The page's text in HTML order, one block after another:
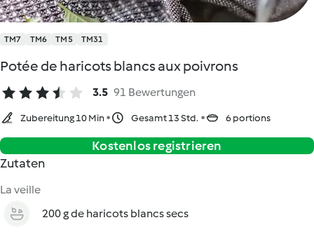
TM7 TM6 TM5 TM31
Potée de haricots blancs aux poivrons
3.5 91 Bewertungen
Zubereitung 10 Min Gesamt 13 Std. 6 portions
Kostenlos registrieren
Zutaten
La veille
200 g de haricots blancs secs